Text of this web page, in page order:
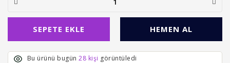
SEPETE EKLE HEMEN AL
Bu ürünü bugün 28 kişi görüntüledi